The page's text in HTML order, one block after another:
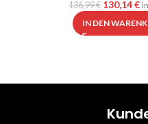
136,99€ 130,14€
IN DEN